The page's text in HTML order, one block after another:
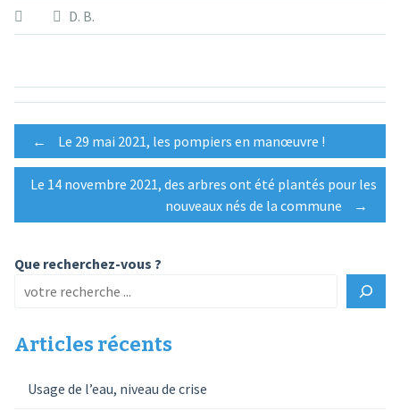
D. B.
Post
navigation
← Le 29 mai 2021, les pompiers en manœuvre !
Le 14 novembre 2021, des arbres ont été plantés pour les
nouveaux nés de la commune
→
Que recherchez-vous ?
Articles récents
Usage de l’eau, niveau de crise